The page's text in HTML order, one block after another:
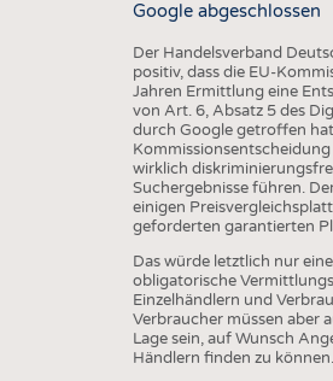
Google abgeschlossen
Der Handelsverband
positiv, dass die EU-
Jahren Ermittlung eine
von Art. 6, Absatz 5 des
durch Google getroffen
wirklich
Suchergebnisse führen.
einigen
geforderten garantierten
Das würde letztlich nur
obligatorische
Einzelhändlern und
Verbraucher müssen aber
Lage sein, auf Wunsch
Händlern finden zu können.